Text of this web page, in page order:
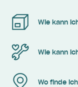
Wie kann
Wie kann
Wo finde